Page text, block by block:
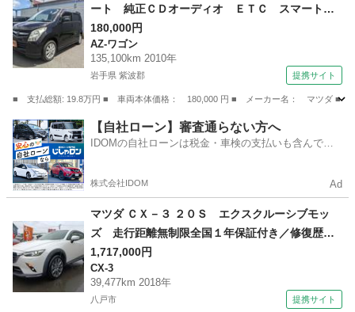
ート 純正ＣＤオーディオ ＥＴＣ スマートキ
ー （検9.1）
180,000円
AZ-ワゴン
135,100km 2010年
岩手県 紫波郡 提携サイト
■ 支払総額: 19.8万円 ■ 車両本体価格： 180,000 円 ■ メーカー名： マツダ ■
岩手 紫波郡 AZ-ワゴン
【自社ローン】審査通らない方へ
IDOMの自社ローンは税金・車検の支払いも含んでい
株式会社IDOM Ad
マツダ ＣＸ－３ ２０Ｓ エクスクルーシブモッ
ズ 走行距離無制限全国１年保証付き／修復歴無
し／禁煙１オーナー／４ＷＤ／衝突被害軽減装置
／追従クルコン／ナッパーレザー／メモリ付パワ
ーシート／３６０°ビューカメラ／ＨＵＤ／ＢＳＭ
／フルセグ／ステアヒーター （検9.9）
1,717,000円
CX-3
39,477km 2018年
八戸市 提携サイト